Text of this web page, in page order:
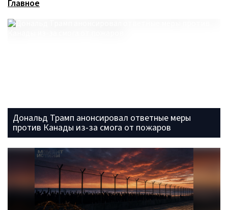
Главное
Дональд Трамп анонсировал ответные меры
против Канады из-за смога от пожаров